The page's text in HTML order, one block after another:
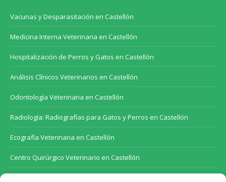
opens
in
new
window
opens
in
new
window
Vacunas y Desparasitación en Castellón
Medicina Interna Veterinaria en Castellón
Hospitalización de Perros y Gatos en Castellón
Análisis Clínicos Veterinarios en Castellón
Odontología Veterinaria en Castellón
Radiología: Radiografías para Gatos y Perros en Castellón
Ecografía Veterinaria en Castellón
Centro Quirúrgico Veterinario en Castellón